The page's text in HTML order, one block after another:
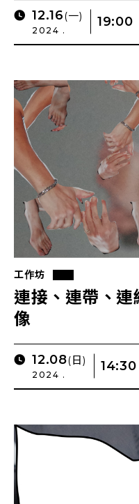
12.16(一)
2024 .
19:00
工作坊
連接、連帶、連
像
12.08(日)
2024 .
14:30